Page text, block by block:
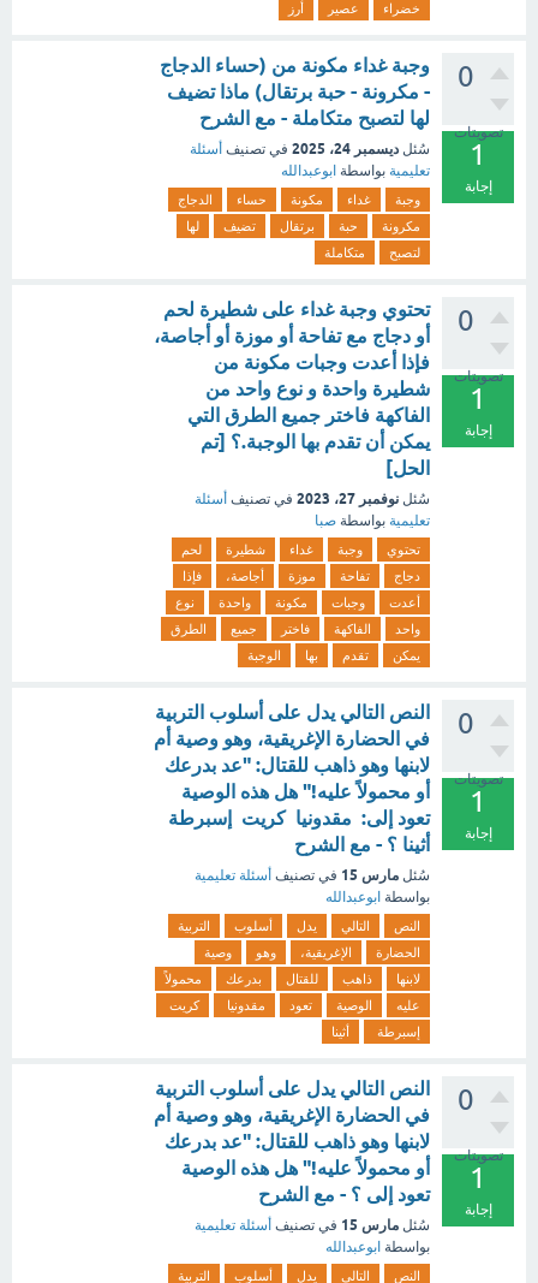
خضراء
عصير أرز
0
تصويتات
1
إجابة
وجبة غداء مكونة من (حساء الدجاج
- مكرونة - حبة برتقال) ماذا تضيف
لها لتصبح متكاملة - مع الشرح
سُئل ديسمبر 24، 2025 في تصنيف أسئلة
تعليمية بواسطة ابوعبدالله
وجبة غداء مكونة حساء
الدجاج
مكرونة
حبة برتقال تضيف
لها
لتصبح
متكاملة
0
تصويتات
1
إجابة
تحتوي وجبة غداء على شطيرة لحم
أو دجاج مع تفاحة أو موزة أو أجاصة،
فإذا أعدت وجبات مكونة من
شطيرة واحدة و نوع واحد من
الفاكهة فاختر جميع الطرق التي
يمكن أن تقدم بها الوجبة.؟ [تم
الحل]
سُئل نوفمبر 27، 2023 في تصنيف أسئلة
تعليمية بواسطة صبا
تحتوي وجبة غداء شطيرة
لحم
دجاج
تفاحة موزة أجاصة،
فإذا
أعدت
وجبات مكونة واحدة
نوع
واحد
الفاكهة فاختر جميع
الطرق
يمكن
تقدم بها الوجبة
0
تصويتات
1
إجابة
النص التالي يدل على أسلوب التربية
في الحضارة الإغريقية، وهو وصية أم
لابنها وهو ذاهب للقتال: "عد بدرعك
أو محمولاً عليه!" هل هذه الوصية
تعود إلى: مقدونيا كريت إسبرطة
أثينا ؟ - مع الشرح
سُئل مارس 15 في تصنيف أسئلة تعليمية
بواسطة ابوعبدالله
النص التالي يدل أسلوب
التربية
الحضارة
الإغريقية، وهو
وصية
لابنها
ذاهب للقتال بدرعك
محمولاً
عليه
الوصية تعود مقدونيا
كريت
إسبرطة
أثينا
0
تصويتات
1
إجابة
النص التالي يدل على أسلوب التربية
في الحضارة الإغريقية، وهو وصية أم
لابنها وهو ذاهب للقتال: "عد بدرعك
أو محمولاً عليه!" هل هذه الوصية
تعود إلى ؟ - مع الشرح
سُئل مارس 15 في تصنيف أسئلة تعليمية
بواسطة ابوعبدالله
النص التالي يدل أسلوب التربية